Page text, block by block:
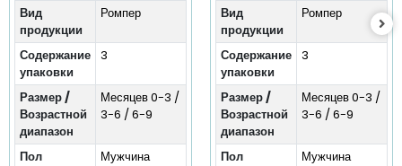
Вид
продукции
Ромпер
Содержание
упаковки
3
Размер /
Возрастной
диапазон
Месяцев 0-3 /
3-6 / 6-9
Пол
Мужчина
Вид
продукции
Ромпер
Содержание
упаковки
3
Размер /
Возрастной
диапазон
Месяцев 0-3 /
3-6 / 6-9
Пол
Мужчина